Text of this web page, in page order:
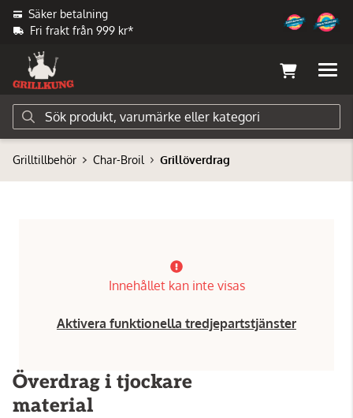
Säker betalning
Fri frakt från 999 kr*
Grilltillbehör Char-Broil Grillöverdrag
Innehållet kan inte visas
Aktivera funktionella tredjepartstjänster
Överdrag i tjockare
material